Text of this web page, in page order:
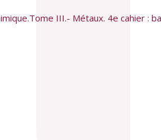
III.- Métaux. 4e cahier :